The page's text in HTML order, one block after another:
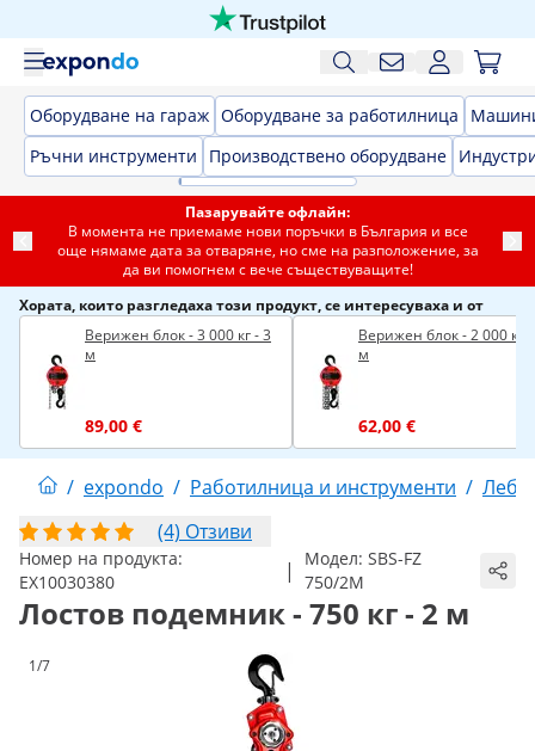
Оборудване на гараж Оборудване за работилница
Ръчни инструменти
Производствено оборудване
Пазарувайте офлайн:
В момента не приемаме нови поръчки в България и все
още нямаме дата за отваряне, но сме на разположение, за
да ви помогнем с вече съществуващите!
Хората, които разгледаха този продукт, се интересуваха и от
Верижен блок - 3 000 кг - 3
м
89,00 €
Верижен блок - 2 000 кг
м
62,00 €
/ expondo / Работилница и инструменти /
(4) Отзиви
Номер на продукта:
EX10030380
| Модел: SBS-FZ
750/2M
Лостов подемник - 750 кг - 2 м
1/7